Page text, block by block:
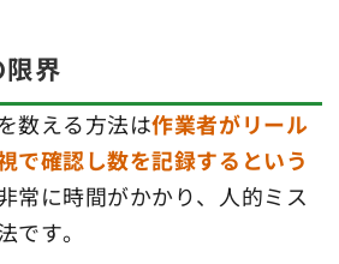
界
数える方法は作業者がリール
で確認し数を記録するという
常に時間がかかり、人的ミス
です。